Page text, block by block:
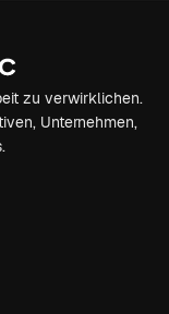
zu verwirklichen.
Unternehmen,